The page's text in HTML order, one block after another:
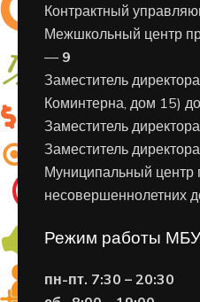
Контрактный
Межшкольный центр
— 9
Заместитель
Коминтерна, дом 15)
Заместитель
Заместитель
Муниципальный центр
несовершеннолетних
Режим работы
пн-пт. 7:30 – 20:30